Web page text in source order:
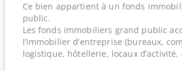
Ce bien appartient à un fonds
public.
Les fonds immobiliers grand public
l’immobilier d’entreprise (bureaux,
logistique, hôtellerie, locaux d’activité,